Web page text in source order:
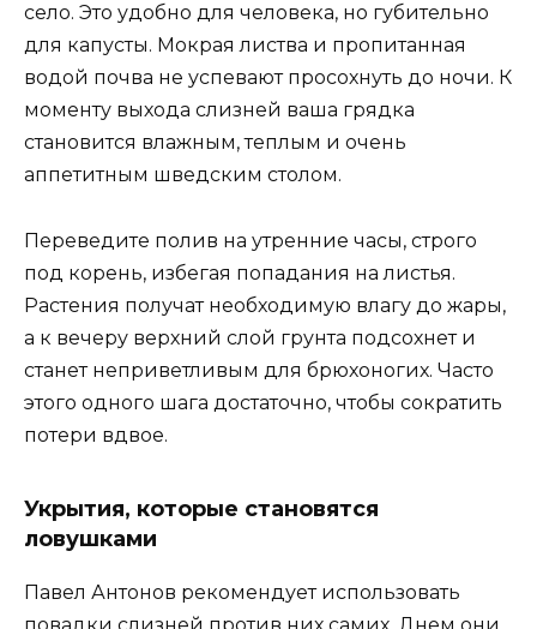
село. Это удобно для человека, но губительно
для капусты. Мокрая листва и пропитанная
водой почва не успевают просохнуть до ночи. К
моменту выхода слизней ваша грядка
становится влажным, теплым и очень
аппетитным шведским столом.
Переведите полив на утренние часы, строго
под корень, избегая попадания на листья.
Растения получат необходимую влагу до жары,
а к вечеру верхний слой грунта подсохнет и
станет неприветливым для брюхоногих. Часто
этого одного шага достаточно, чтобы сократить
потери вдвое.
Укрытия, которые становятся
ловушками
Павел Антонов рекомендует использовать
повадки слизней против них самих. Днем они